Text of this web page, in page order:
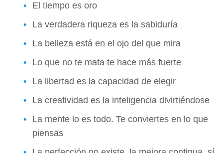
El tiempo es oro
La verdadera riqueza es la sabiduría
La belleza está en el ojo del que mira
Lo que no te mata te hace más fuerte
La libertad es la capacidad de elegir
La creatividad es la inteligencia divirtiéndose
La mente lo es todo. Te conviertes en lo que
piensas